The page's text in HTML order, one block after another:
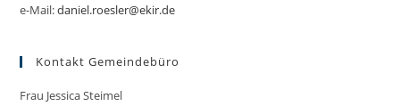
e-Mail:daniel.roesler@ekir.de
Kontakt Gemeindebüro
Frau Jessica Steimel